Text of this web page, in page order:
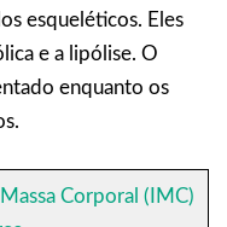
esqueléticos. Eles
e a lipólise. O
enquanto os
Corporal (IMC)